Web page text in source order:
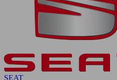
SEAT